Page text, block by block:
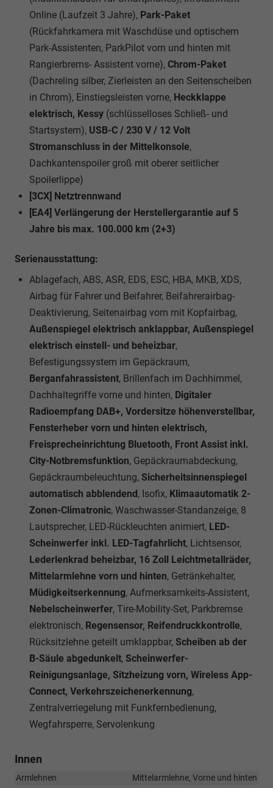
Online (Laufzeit 3 Jahre), Park-Paket
(Rückfahrkamera mit Waschdüse und optischem
Park-Assistenten, ParkPilot vorn und hinten mit
Rangierbrems- Assistent vorne), Chrom-Paket
(Dachreling silber, Zierleisten an den Seitenscheiben
in Chrom), Einstiegsleisten vorne, Heckklappe
elektrisch, Kessy (schlüsselloses Schließ- und
Startsystem), USB-C / 230 V / 12 Volt
Stromanschluss in der Mittelkonsole,
Dachkantenspoiler groß mit oberer seitlicher
Spoilerlippe)
[3CX] Netztrennwand
[EA4] Verlängerung der Herstellergarantie auf 5
Jahre bis max. 100.000 km (2+3)
Serienausstattung:
Ablagefach, ABS, ASR, EDS, ESC, HBA, MKB, XDS,
Airbag für Fahrer und Beifahrer, Beifahrerairbag-
Deaktivierung, Seitenairbag vorn mit Kopfairbag,
Außenspiegel elektrisch anklappbar, Außenspiegel
elektrisch einstell- und beheizbar,
Befestigungssystem im Gepäckraum,
Berganfahrassistent, Brillenfach im Dachhimmel,
Dachhaltegriffe vorne und hinten, Digitaler
Radioempfang DAB+, Vordersitze höhenverstellbar,
Fensterheber vorn und hinten elektrisch,
Freisprecheinrichtung Bluetooth, Front Assist inkl.
City-Notbremsfunktion, Gepäckraumabdeckung,
Gepäckraumbeleuchtung, Sicherheitsinnenspiegel
automatisch abblendend, Isofix, Klimaautomatik 2-
Zonen-Climatronic, Waschwasser-Standanzeige, 8
Lautsprecher, LED-Rückleuchten animiert, LED-
Scheinwerfer inkl. LED-Tagfahrlicht, Lichtsensor,
Lederlenkrad beheizbar, 16 Zoll Leichtmetallräder,
Mittelarmlehne vorn und hinten, Getränkehalter,
Müdigkeitserkennung, Aufmerksamkeits-Assistent,
Nebelscheinwerfer, Tire-Mobility-Set, Parkbremse
elektronisch, Regensensor, Reifendruckkontrolle,
Rücksitzlehne geteilt umklappbar, Scheiben ab der
B-Säule abgedunkelt, Scheinwerfer-
Reinigungsanlage, Sitzheizung vorn, Wireless App-
Connect, Verkehrszeichenerkennung,
Zentralverriegelung mit Funkfernbedienung,
Wegfahrsperre, Servolenkung
Innen
Armlehnen Mittelarmlehne, Vorne und hinten